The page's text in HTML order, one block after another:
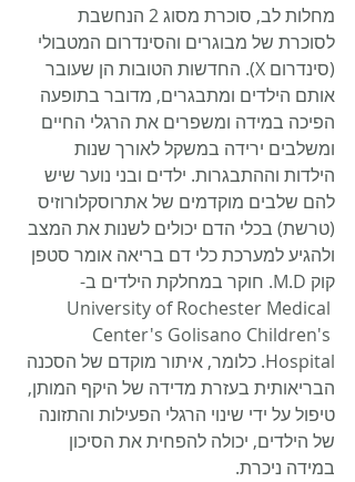
מחלות לב, סוכרת מסוג 2 הנחשבת
לסוכרת של מבוגרים והסינדרום המטבולי
(סינדרום X). החדשות הטובות הן שעובר
אותם הילדים ומתבגרים, מדובר בתופעה
הפיכה במידה ומשפרים את הרגלי החיים
ומשלבים ירידה במשקל לאורך שנות
הילדות וההתבגרות. ילדים ובני נוער שיש
להם שלבים מוקדמים של אתרוסקלורוזיס
(טרשת) בכלי הדם יכולים לשנות את המצב
ולהגיע למערכת כלי דם בריאה אומר סטפן
קוק M.D. חוקר במחלקת הילדים ב-
University of Rochester Medical
Center's Golisano Children's
Hospital. כלומר, איתור מוקדם של הסכנה
הבריאותית בעזרת מדידה של היקף המותן,
טיפול על ידי שינוי הרגלי הפעילות והתזונה
של הילדים, יכולה להפחית את הסיכון
במידה ניכרת.